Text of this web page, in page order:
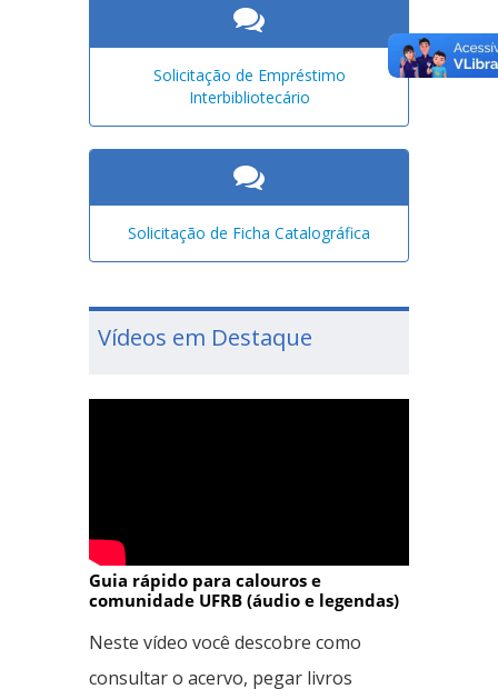
Solicitação de Empréstimo
Interbibliotecário
Solicitação de Ficha Catalográfica
Vídeos em Destaque
Guia rápido para calouros e
comunidade UFRB (áudio e legendas)
Neste vídeo você descobre como
consultar o acervo, pegar livros